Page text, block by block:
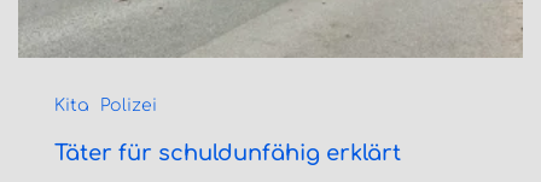
Kita Polizei
Täter für schuldunfähig erklärt